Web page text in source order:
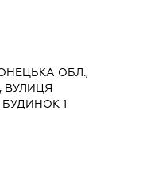
ОБЛ.,
ВУЛИЦЯ
1